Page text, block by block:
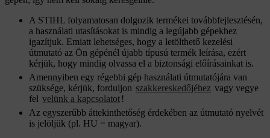
A STIHL folyamatosan dolgozik termékei továbbfejlesztésén,
a használati utasításokat is mindig a legújabb gépekhez
igazítjuk. Emiatt lehetséges, hogy a letölthető kezelési
útmutató az Ön gépénél újabb típusú termék leírása, ezért
kérjük, hogy mindig olvassa el a biztonsági előírásainkat is.
Amennyiben egy régebbi gép használati útmutatójára van
szüksége, kérjük, forduljon szakkereskedőjéhez vagy vegye
fel velünk a kapcsolatot !
Az egyszerűbb áttekinthetőség érdekében az útmutató nyelvét
is jelöljük (pl. HU = magyar).